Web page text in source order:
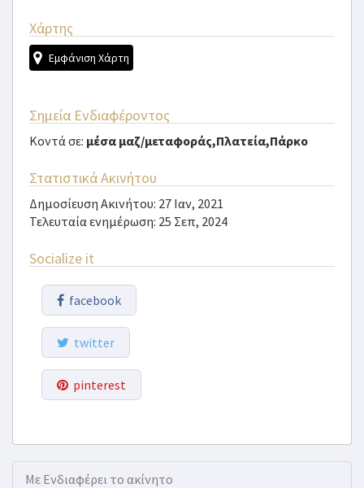
Χάρτης
Εμφάνιση Χάρτη
Σημεία Ενδιαφέροντος
Κοντά σε: μέσα μαζ/μεταφοράς,Πλατεία,Πάρκο
Στατιστικά Ακινήτου
Δημοσίευση Ακινήτου: 27 Ιαν, 2021
Τελευταία ενημέρωση: 25 Σεπ, 2024
Socialize it
facebook
twitter
pinterest
Με Ενδιαφέρει το ακίνητο